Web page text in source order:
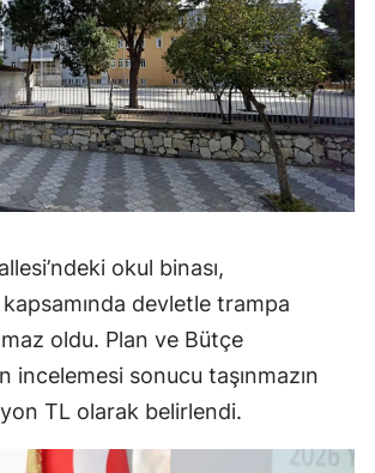
okul binası,
devletle trampa
oldu. Plan ve Bütçe
incelemesi sonucu taşınmazın
TL olarak belirlendi.